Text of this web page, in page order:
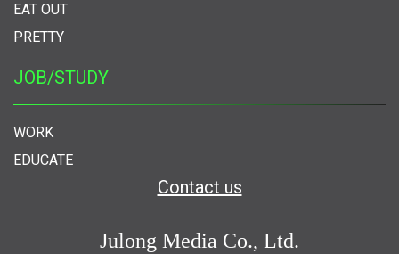
EAT OUT
PRETTY
JOB/STUDY
WORK
EDUCATE
Contact us
Julong Media Co., Ltd.